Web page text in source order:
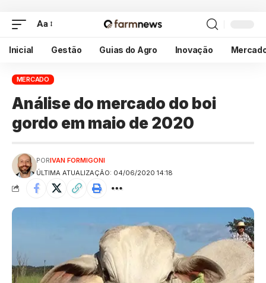
Aa
Inicial Gestão Guias do Agro Inovação
MERCADO
Análise do mercado do boi
gordo em maio de 2020
ÚLTIMA ATUALIZAÇÃO: 04/06/2020 14:18
PORIVAN FORMIGONI